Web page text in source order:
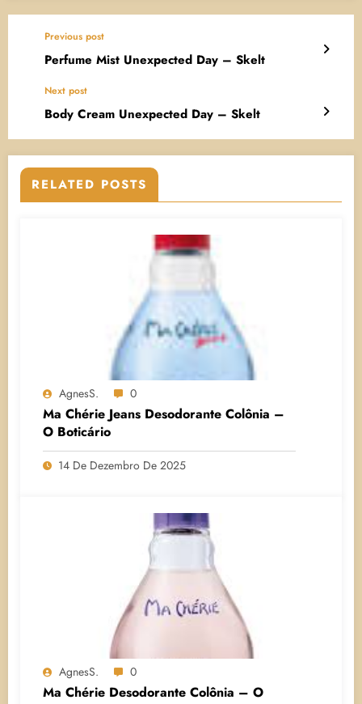
Previous post
Perfume Mist Unexpected Day – Skelt
Next post
Body Cream Unexpected Day – Skelt
RELATED POSTS
AgnesS. 0
Ma Chérie Jeans Desodorante Colônia –
O Boticário
14 De Dezembro De 2025
AgnesS. 0
Ma Chérie Desodorante Colônia – O